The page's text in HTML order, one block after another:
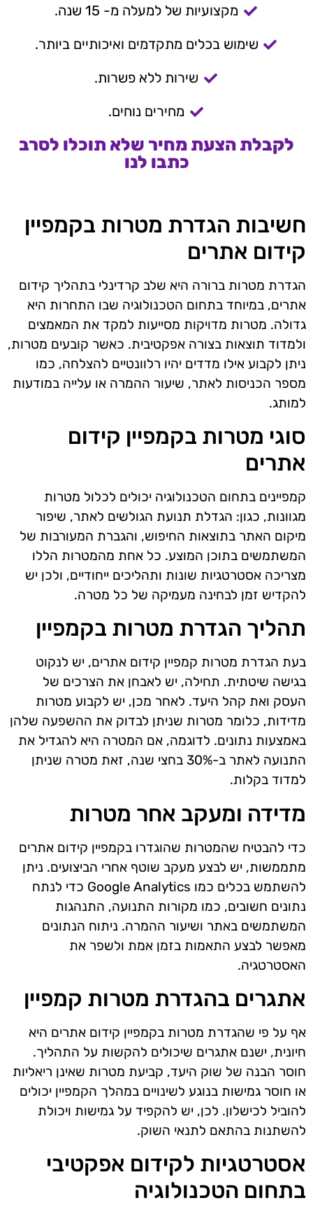
מקצועיות של למעלה מ- 15 שנה.
שימוש בכלים מתקדמים ואיכותיים ביותר.
שירות ללא פשרות.
מחירים נוחים.
לקבלת הצעת מחיר שלא תוכלו לסרב
כתבו לנו
חשיבות הגדרת מטרות בקמפיין
קידום אתרים
הגדרת מטרות ברורה היא שלב קרדינלי בתהליך קידום
אתרים, במיוחד בתחום הטכנולוגיה שבו התחרות היא
גדולה. מטרות מדויקות מסייעות למקד את המאמצים
ולמדוד תוצאות בצורה אפקטיבית. כאשר קובעים מטרות,
ניתן לקבוע אילו מדדים יהיו רלוונטיים להצלחה, כמו
מספר הכניסות לאתר, שיעור ההמרה או עלייה במודעות
למותג.
סוגי מטרות בקמפיין קידום
אתרים
קמפיינים בתחום הטכנולוגיה יכולים לכלול מטרות
מגוונות, כגון: הגדלת תנועת הגולשים לאתר, שיפור
מיקום האתר בתוצאות החיפוש, והגברת המעורבות של
המשתמשים בתוכן המוצע. כל אחת מהמטרות הללו
מצריכה אסטרטגיות שונות ותהליכים ייחודיים, ולכן יש
להקדיש זמן לבחינה מעמיקה של כל מטרה.
תהליך הגדרת מטרות בקמפיין
בעת הגדרת מטרות קמפיין קידום אתרים, יש לנקוט
בגישה שיטתית. תחילה, יש לאבחן את הצרכים של
העסק ואת קהל היעד. לאחר מכן, יש לקבוע מטרות
מדידות, כלומר מטרות שניתן לבדוק את ההשפעה שלהן
באמצעות נתונים. לדוגמה, אם המטרה היא להגדיל את
התנועה לאתר ב-30% בחצי שנה, זאת מטרה שניתן
למדוד בקלות.
מדידה ומעקב אחר מטרות
כדי להבטיח שהמטרות שהוגדרו בקמפיין קידום אתרים
מתממשות, יש לבצע מעקב שוטף אחרי הביצועים. ניתן
להשתמש בכלים כמו Google Analytics כדי לנתח
נתונים חשובים, כמו מקורות התנועה, התנהגות
המשתמשים באתר ושיעור ההמרה. ניתוח הנתונים
מאפשר לבצע התאמות בזמן אמת ולשפר את
האסטרטגיה.
אתגרים בהגדרת מטרות קמפיין
אף על פי שהגדרת מטרות בקמפיין קידום אתרים היא
חיונית, ישנם אתגרים שיכולים להקשות על התהליך.
חוסר הבנה של שוק היעד, קביעת מטרות שאינן ריאליות
או חוסר גמישות בנוגע לשינויים במהלך הקמפיין יכולים
להוביל לכישלון. לכן, יש להקפיד על גמישות ויכולת
להשתנות בהתאם לתנאי השוק.
אסטרטגיות לקידום אפקטיבי
בתחום הטכנולוגיה